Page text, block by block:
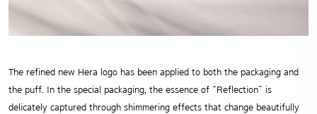
The refined new Hera logo has been applied to both the packaging and
the puff. In the special packaging, the essence of “Reflection” is
delicately captured through shimmering effects that change beautifully